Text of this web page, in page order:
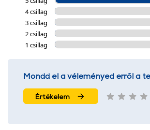
4 csillag
3 csillag
2 csillag
1 csillag
Mondd el a véleményed erről a
Értékelem